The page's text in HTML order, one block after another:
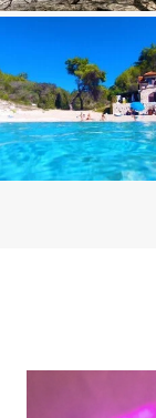
KULTURA &